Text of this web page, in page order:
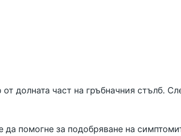
долната част на гръбначния стълб.
помогне за подобряване на